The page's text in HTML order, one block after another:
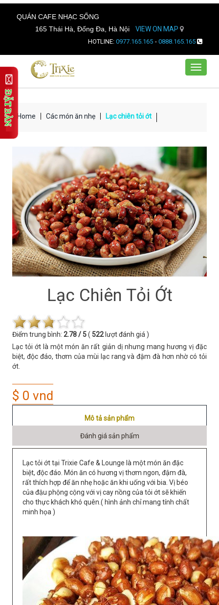
QUÁN CAFE NHẠC SỐNG
165 Thái Hà, Đống Đa, Hà Nội
VIEW ON MAP
HOTLINE: 0977.165.165 - 0888.165.165
Toggle
Home Các món ăn nhẹ Lạc chiên tỏi ớt
Lạc Chiên Tỏi Ớt
Điểm trung bình: 2.78 / 5( 522lượt đánh giá )
Lạc tỏi ớt là một món ăn rất giản dị nhưng mang hương vị đặc
biệt, độc đáo, thơm của mùi lạc rang và đậm đà hơn nhờ có tỏi
ớt.
$ 0 vnd
Mô tả sản phẩm
Đánh giá sản phẩm
Lạc tỏi ớt tại Trixie Cafe & Lounge là một món ăn đặc
biệt, độc đáo. Món ăn có hương vị thơm ngon, đậm đà,
rất thích hợp để ăn nhẹ hoặc ăn khi uống với bia. Vị béo
của đậu phộng cộng với vị cay nồng của tỏi ớt sẽ khiến
cho thực khách khó quên.( hình ảnh chỉ mang tính chất
minh họa )